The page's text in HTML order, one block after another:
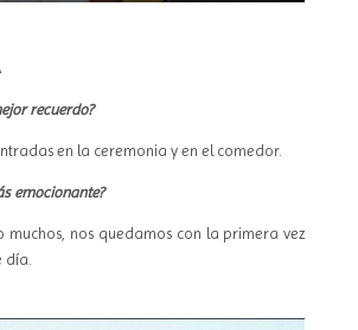
recuerdo?
en la ceremonia y en el comedor.
emocionante?
muchos, nos quedamos con la primera vez
día.